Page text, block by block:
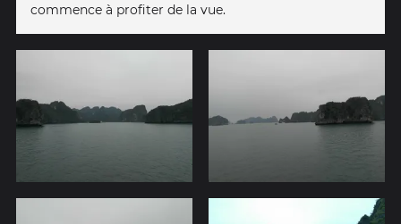
commence à profiter de la vue.